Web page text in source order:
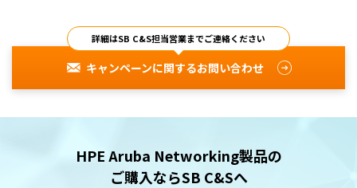
詳細はSB C&S担当営業までご連絡ください
キャンペーンに関するお問い合わせ
HPE Aruba Networking製品の
ご購入ならSB C&Sへ